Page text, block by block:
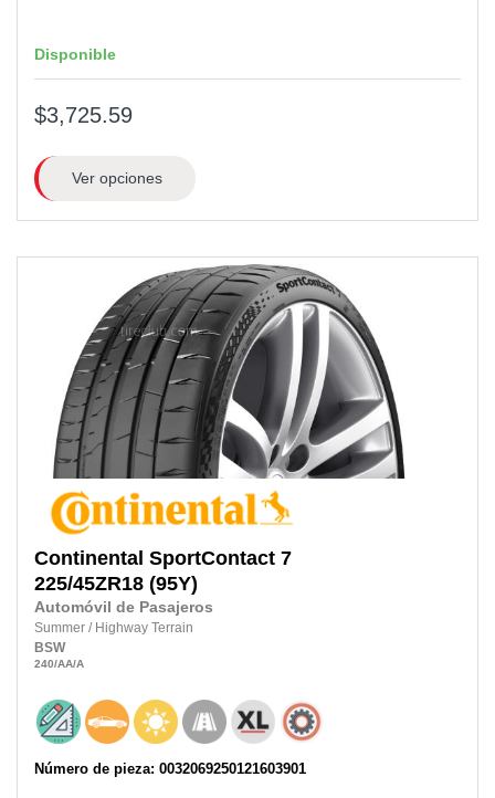
Disponible
$3,725.59
Ver opciones
Continental SportContact 7
225/45ZR18 (95Y)
Automóvil de Pasajeros
Summer / Highway Terrain
BSW
240/AA/A
Número de pieza: 0032069250121603901